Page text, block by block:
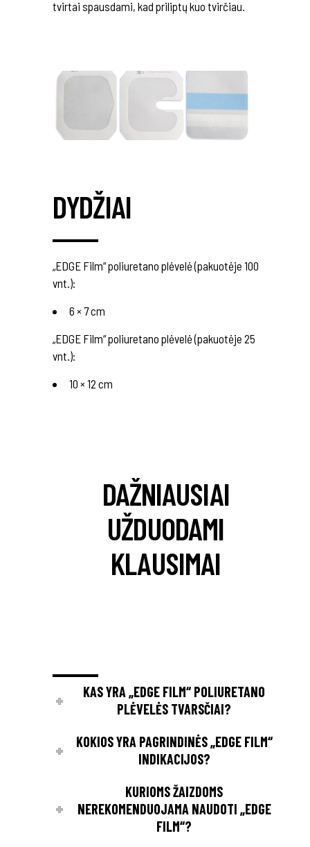
tvirtai spausdami, kad priliptų kuo tvirčiau.
DYDŽIAI
„EDGE Film“ poliuretano plėvelė (pakuotėje 100
vnt.):
6 × 7 cm
„EDGE Film“ poliuretano plėvelė (pakuotėje 25
vnt.):
10 × 12 cm
DAŽNIAUSIAI
UŽDUODAMI
KLAUSIMAI
KAS YRA „EDGE FILM“ POLIURETANO
PLĖVELĖS TVARSČIAI?
KOKIOS YRA PAGRINDINĖS „EDGE FILM“
INDIKACIJOS?
KURIOMS ŽAIZDOMS
NEREKOMENDUOJAMA NAUDOTI „EDGE
FILM“?